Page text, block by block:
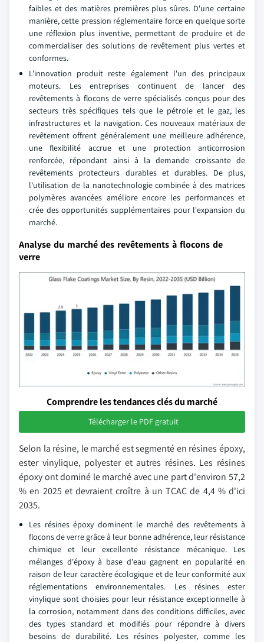
faibles et des matières premières plus sûres. D'une certaine
manière, cette pression réglementaire force en quelque sorte
une réflexion plus inventive, permettant de produire et de
commercialiser des solutions de revêtement plus vertes et
conformes.
L'innovation produit reste également l'un des principaux
moteurs. Les entreprises continuent de lancer des
revêtements à flocons de verre spécialisés conçus pour des
secteurs très spécifiques tels que le pétrole et le gaz, les
infrastructures et la navigation. Ces nouveaux matériaux de
revêtement offrent généralement une meilleure adhérence,
une flexibilité accrue et une protection anticorrosion
renforcée, répondant ainsi à la demande croissante de
revêtements protecteurs durables et durables. De plus,
l'utilisation de la nanotechnologie combinée à des matrices
polymères avancées améliore encore les performances et
crée des opportunités supplémentaires pour l'expansion du
marché.
Analyse du marché des revêtements à flocons de
verre
Comprendre les tendances clés du marché
Télécharger le PDF gratuit
Selon la résine, le marché est segmenté en résines époxy,
ester vinylique, polyester et autres résines. Les résines
époxy ont dominé le marché avec une part d'environ 57,2
% en 2025 et devraient croître à un TCAC de 4,4 % d'ici
2035.
Les résines époxy dominent le marché des revêtements à
flocons de verre grâce à leur bonne adhérence, leur résistance
chimique et leur excellente résistance mécanique. Les
mélanges d'époxy à base d'eau gagnent en popularité en
raison de leur caractère écologique et de leur conformité aux
réglementations environnementales. Les résines ester
vinylique sont choisies pour leur résistance exceptionnelle à
la corrosion, notamment dans des conditions difficiles, avec
des types standard et modifiés pour répondre à divers
besoins de durabilité. Les résines polyester, comme les